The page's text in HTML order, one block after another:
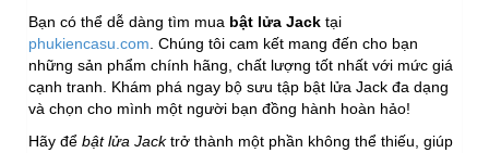
Bạn có thể dễ dàng tìm mua bật lửa Jack tại
phukiencasu.com . Chúng tôi cam kết mang đến cho bạn
những sản phẩm chính hãng, chất lượng tốt nhất với mức giá
cạnh tranh. Khám phá ngay bộ sưu tập bật lửa Jack đa dạng
và chọn cho mình một người bạn đồng hành hoàn hảo!
Hãy để bật lửa Jacktrở thành một phần không thể thiếu, giúp